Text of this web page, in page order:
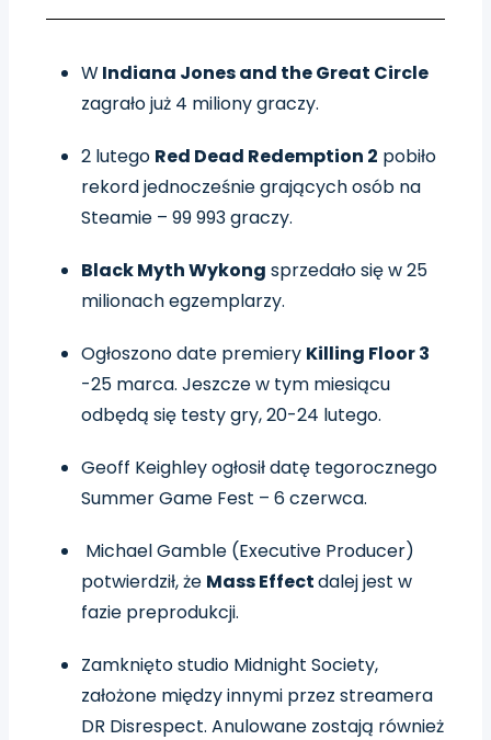
WIndiana Jones and the Great Circle
zagrało już 4 miliony graczy.
2 lutego Red Dead Redemption 2 pobiło
rekord jednocześnie grających osób na
Steamie – 99 993 graczy.
Black Myth Wykong sprzedało się w 25
milionach egzemplarzy.
Ogłoszono date premiery Killing Floor 3
-25 marca. Jeszcze w tym miesiącu
odbędą się testy gry, 20-24 lutego.
Geoff Keighley ogłosił datę tegorocznego
Summer Game Fest – 6 czerwca.
Michael Gamble (Executive Producer)
potwierdził, że Mass Effectdalej jest w
fazie preprodukcji.
Zamknięto studio Midnight Society,
założone między innymi przez streamera
DR Disrespect. Anulowane zostają również